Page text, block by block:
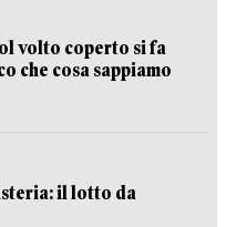
volto coperto si fa
che cosa sappiamo
il lotto da